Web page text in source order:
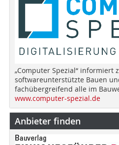
„Computer Spezial“ informiert
softwareunterstützte Bauen
fachübergreifend alle im
www.computer-spezial.de
Anbieter finden